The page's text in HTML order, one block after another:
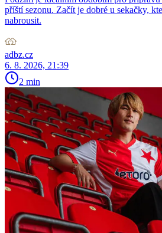
příští sezonu. Začít je dobré u sekačky,
nabrousit.
adbz.cz
6. 8. 2026, 21:39
2 min